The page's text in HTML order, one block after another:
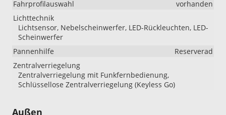
Fahrprofilauswahl
vorhanden
Lichttechnik
Lichtsensor, Nebelscheinwerfer, LED-Rückleuchten, LED-
Scheinwerfer
Pannenhilfe
Reserverad
Zentralverriegelung
Zentralverriegelung mit Funkfernbedienung,
Schlüssellose Zentralverriegelung (Keyless Go)
Außen